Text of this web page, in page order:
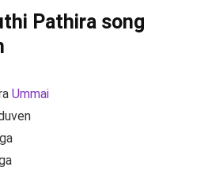
Pathira song
Ummai